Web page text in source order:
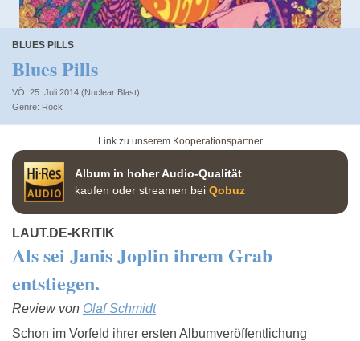
BLUES PILLS
Blues Pills
VÖ: 25. Juli 2014 (Nuclear Blast)
Rock
Link zu unserem Kooperationspartner
Album in hoher Audio-Qualität
kaufen oder streamen bei Qobuz
LAUT.DE-KRITIK
Als sei Janis Joplin ihrem Grab
entstiegen.
Review von Olaf Schmidt
Schon im Vorfeld ihrer ersten Albumveröffentlichung